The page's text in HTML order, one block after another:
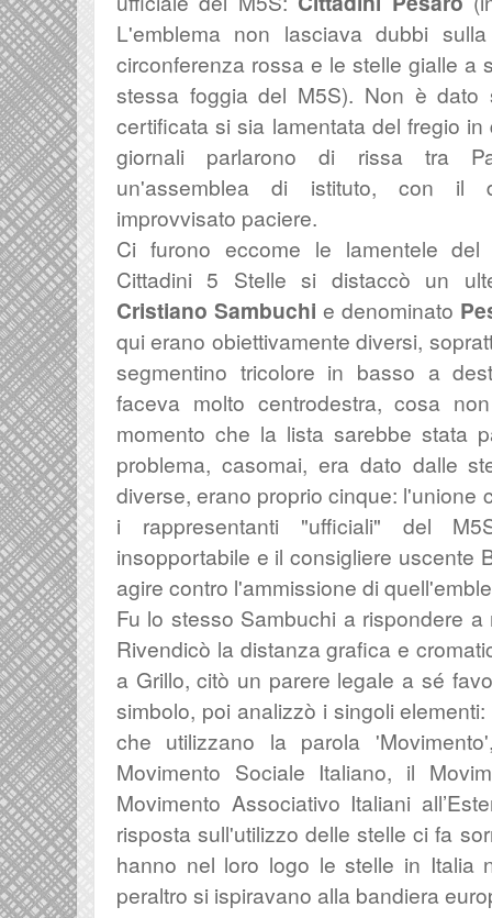
L'emblema non lasciava dubbi
circonferenza rossa e le stelle gialle a
stessa foggia del M5S). Non è
certificata si sia lamentata del fregio
giornali parlarono di rissa tra
un'assemblea di istituto, con il
improvvisato paciere.
Ci furono eccome le lamentele
Cittadini 5 Stelle si distaccò un
Cristiano Sambuchi e denominato
qui erano obiettivamente diversi,
segmentino tricolore in basso a
faceva molto centrodestra, cosa
momento che la lista sarebbe stata
problema, casomai, era dato dalle
diverse, erano proprio cinque: l'unione
i rappresentanti "ufficiali" del
insopportabile e il consigliere uscente
agire contro l'ammissione di
Fu lo stesso Sambuchi a rispondere a
Rivendicò la distanza grafica e
a Grillo, citò un parere legale a sé
simbolo, poi analizzò i singoli elementi:
che utilizzano la parola
Movimento Sociale Italiano, il
Movimento Associativo Italiani
risposta sull'utilizzo delle stelle ci fa
hanno nel loro logo le stelle in Italia
peraltro si ispiravano alla bandiera